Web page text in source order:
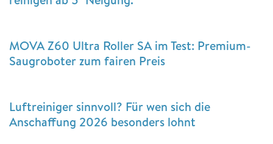
MOVA Z60 Ultra Roller SA im Test: Premium-
Saugroboter zum fairen Preis
Luftreiniger sinnvoll? Für wen sich die
Anschaffung 2026 besonders lohnt